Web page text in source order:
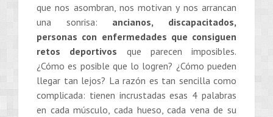
que nos asombran, nos motivan y nos arrancan
una sonrisa: ancianos, discapacitados,
personas con enfermedades que consiguen
retos deportivos que parecen imposibles.
¿Cómo es posible que lo logren? ¿Cómo pueden
llegar tan lejos? La razón es tan sencilla como
complicada: tienen incrustadas esas 4 palabras
en cada músculo, cada hueso, cada vena de su